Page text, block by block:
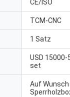
CE/ISO
TCM-CNC
1 Satz
USD
set
Auf